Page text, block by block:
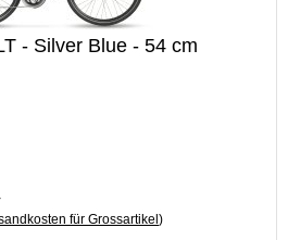
- Silver Blue - 54 cm
für Grossartikel )